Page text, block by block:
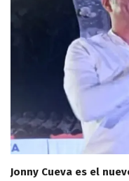
Jonny Cueva es el